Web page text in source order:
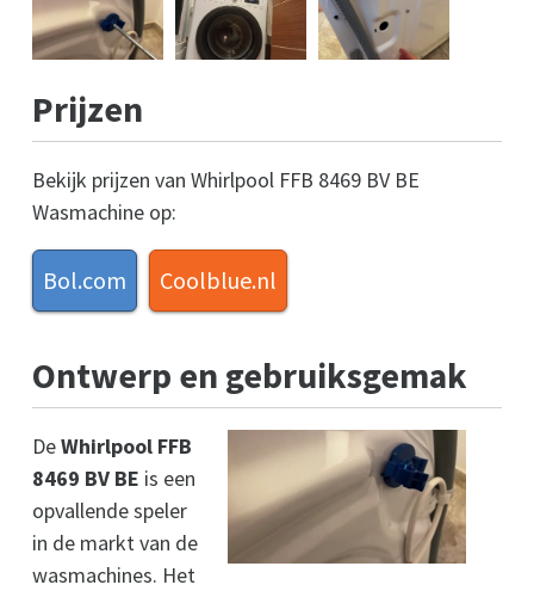
Prijzen
Bekijk prijzen van Whirlpool FFB 8469 BV BE
Wasmachine op:
Bol.com Coolblue.nl
Ontwerp en gebruiksgemak
DeWhirlpool FFB
8469 BV BE is een
opvallende speler
in de markt van de
wasmachines. Het